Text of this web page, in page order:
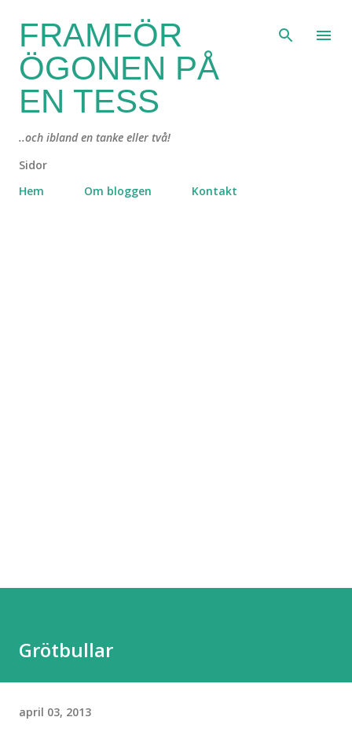
Fortsätt till huvudinnehåll
FRAMFÖR
ÖGONEN PÅ
EN TESS
..och ibland en tanke eller två!
Sidor
Hem
Om bloggen Kontakt
Grötbullar
april 03, 2013